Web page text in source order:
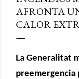
AFRONTA
CALOR
La Generalitat
preemergencia